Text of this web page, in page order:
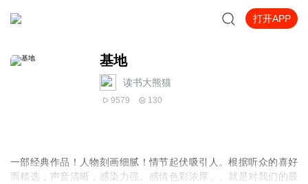
打开APP
基地
读书大熊猫
9579 130
一部经典作品！人物刻画细腻！情节起伏吸引人。根据听众的喜好
而精选，声音清晰，感染力强。感情色彩浓厚。。就是对我们的最